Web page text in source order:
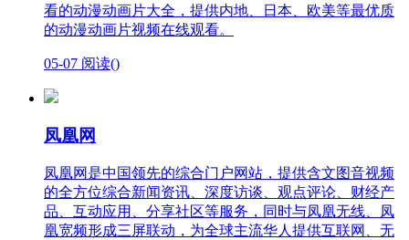
看的动漫动画片大全，提供内地、日本、欧美等最优质
的动漫动画片视频在线观看。
05-07 阅读()
凤凰网
凤凰网是中国领先的综合门户网站，提供含文图音视频
的全方位综合新闻资讯、深度访谈、观点评论、财经产
品、互动应用、分享社区等服务，同时与凤凰无线、凤
凰宽频形成三屏联动，为全球主流华人提供互联网、无